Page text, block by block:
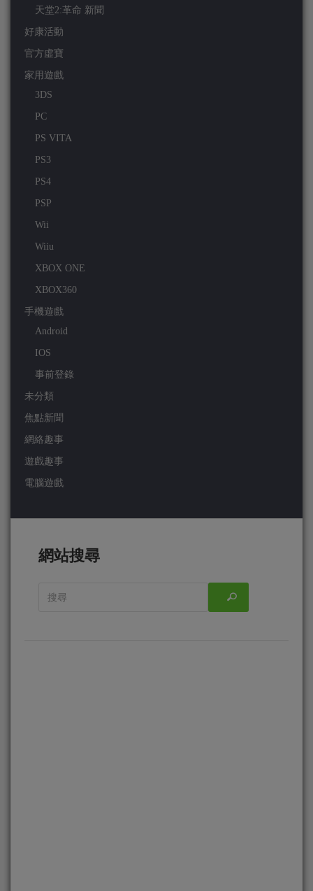
天堂2:革命 新聞
好康活動
官方虛寶
家用遊戲
3DS
PC
PS VITA
PS3
PS4
PSP
Wii
Wiiu
XBOX ONE
XBOX360
手機遊戲
Android
IOS
事前登錄
未分類
焦點新聞
網絡趣事
遊戲趣事
電腦遊戲
網站搜尋